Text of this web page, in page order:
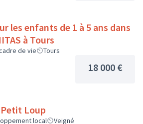
les enfants de 1 à 5 ans dans
à Tours
de vie Tours
18 000 €
Loup
local Veigné